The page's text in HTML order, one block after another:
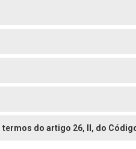
do artigo 26, II, do